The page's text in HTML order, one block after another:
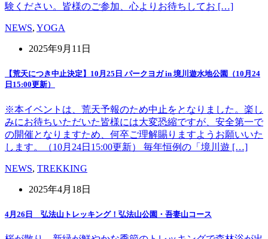
験ください。皆様のご参加、心よりお待ちしてお […]
NEWS, YOGA
2025年9月11日
【荒天につき中止決定】10月25日 パークヨガ in 境川遊水地公園（10月24
日15:00更新）
※本イベントは、荒天予報のため中止をとなりました。楽し
みにお待ちいただいた皆様には大変恐縮ですが、安全第一で
の開催となりますため、何卒ご理解賜りますようお願いいた
します。（10月24日15:00更新） 毎年恒例の「境川遊 […]
NEWS, TREKKING
2025年4月18日
4月26日 弘法山トレッキング！弘法山公園・吾妻山コース